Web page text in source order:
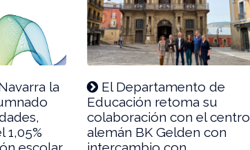
la
1,05%
El Departamento de
Educación retoma su
colaboración con el centro
alemán BK Gelden con